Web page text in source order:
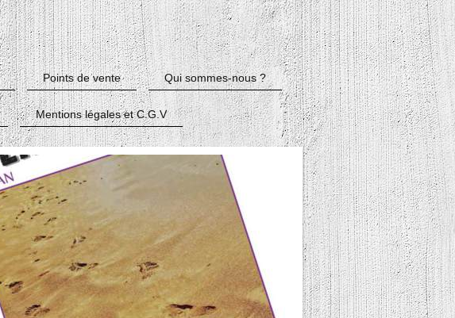
Points de vente Qui sommes-nous ?
Mentions légales et C.G.V